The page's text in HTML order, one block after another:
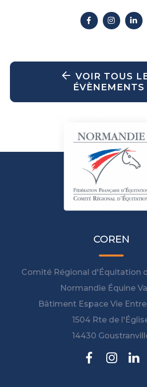
VOIR TOUS
ÉVÈNEMENTS
COREN
Comité Régional d'Équitation
Normandie Équine
Bâtiment Espace Vie
1504 Rte de
14430